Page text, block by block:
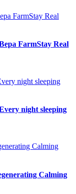
FarmStay Real
night sleeping
Calming